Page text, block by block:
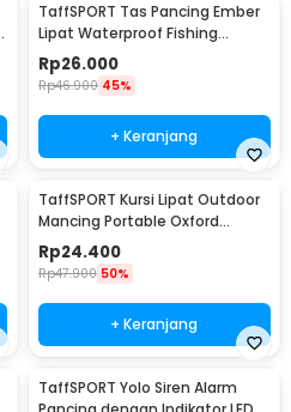
TaffSPORT Tas Pancing Ember
Lipat Waterproof Fishing
Bucket
Rp26.000
Rp46.900 45%
+ Keranjang
TaffSPORT Kursi Lipat Outdoor
Mancing Portable Oxford
Folding Chair - A0003
Rp24.400
Rp47.900 50%
+ Keranjang
TaffSPORT Yolo Siren Alarm